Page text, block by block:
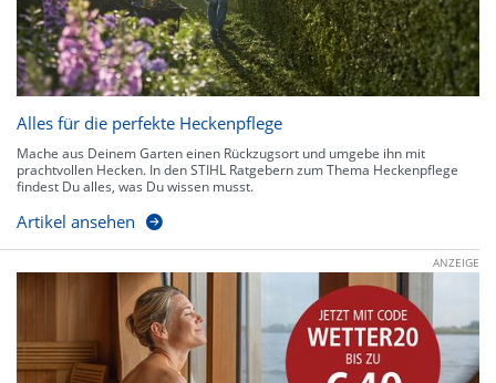
Alles für die perfekte Heckenpflege
Mache aus Deinem Garten einen Rückzugsort und umgebe ihn mit
prachtvollen Hecken. In den STIHL Ratgebern zum Thema Heckenpflege
findest Du alles, was Du wissen musst.
Artikel ansehen
ANZEIGE